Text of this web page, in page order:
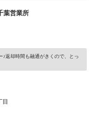
葉営業所
♪返却時間も融通がきくので、とっ
目